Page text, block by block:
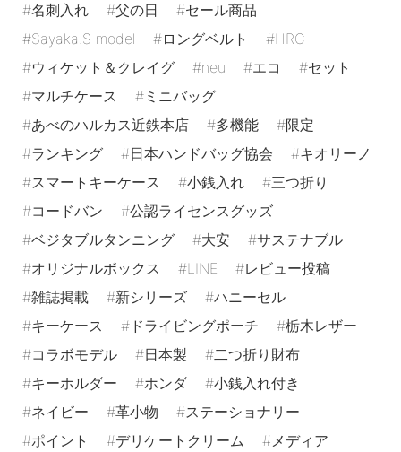
名刺入れ
父の日
セール商品
Sayaka.S model
ロングベルト
HRC
ウィケット＆クレイグ
neu エコ
セット
マルチケース
ミニバッグ
あべのハルカス近鉄本店
多機能
限定
ランキング
日本ハンドバッグ協会
キオリーノ
スマートキーケース
小銭入れ
三つ折り
コードバン
公認ライセンスグッズ
ベジタブルタンニング
大安
サステナブル
オリジナルボックス
LINE
レビュー投稿
雑誌掲載
新シリーズ
ハニーセル
キーケース
ドライビングポーチ
栃木レザー
コラボモデル
日本製
二つ折り財布
キーホルダー
ホンダ
小銭入れ付き
ネイビー
革小物
ステーショナリー
ポイント
デリケートクリーム メディア